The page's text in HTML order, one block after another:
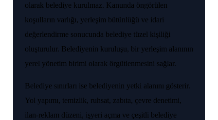
olarak belediye kurulmaz. Kanunda öngörülen
koşulların varlığı, yerleşim bütünlüğü ve idari
değerlendirme sonucunda belediye tüzel kişiliği
oluşturulur. Belediyenin kuruluşu, bir yerleşim alanının
yerel yönetim birimi olarak örgütlenmesini sağlar.
Belediye sınırları ise belediyenin yetki alanını gösterir.
Yol yapımı, temizlik, ruhsat, zabıta, çevre denetimi,
ilan-reklam düzeni, işyeri açma ve çeşitli belediye